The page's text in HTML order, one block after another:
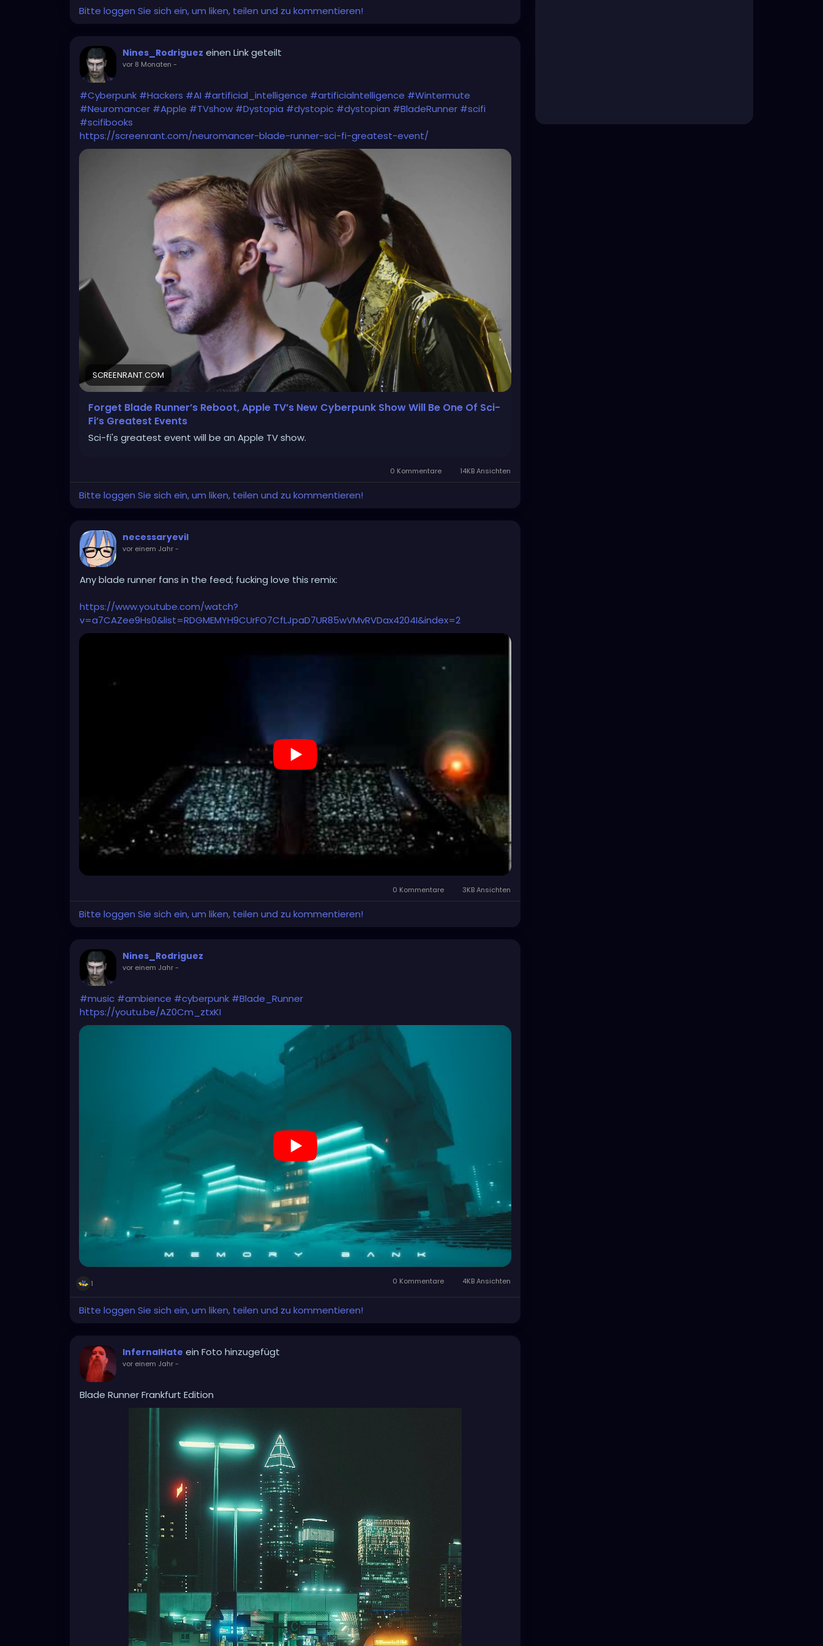
Bitte loggen Sie sich ein, um liken, teilen und zu kommentieren!
Nines_Rodriguez einen Link geteilt
vor 8 Monaten -
#Cyberpunk #Hackers #AI #artificial_intelligence #artificialntelligence #Wintermute
#Neuromancer #Apple #TVshow #Dystopia #dystopic #dystopian #BladeRunner #scifi
#scifibooks
https://screenrant.com/neuromancer-blade-runner-sci-fi-greatest-event/
SCREENRANT.COM
Forget Blade Runner’s Reboot, Apple TV’s New Cyberpunk Show Will Be One Of Sci-
Fi’s Greatest Events
Sci-fi's greatest event will be an Apple TV show.
0 Kommentare 14KB Ansichten
Bitte loggen Sie sich ein, um liken, teilen und zu kommentieren!
necessaryevil
vor einem Jahr-
Any blade runner fans in the feed; fucking love this remix:
https://www.youtube.com/watch?
v=a7CAZee9Hs0&list=RDGMEMYH9CUrFO7CfLJpaD7UR85wVMvRVDax4204I&index=2
0 Kommentare 3KB Ansichten
Bitte loggen Sie sich ein, um liken, teilen und zu kommentieren!
Nines_Rodriguez
vor einem Jahr-
#music #ambience #cyberpunk #Blade_Runner
https://youtu.be/AZ0Cm_ztxKI
1 0 Kommentare 4KB Ansichten
Bitte loggen Sie sich ein, um liken, teilen und zu kommentieren!
InfernalHate ein Foto hinzugefügt
vor einem Jahr-
Blade Runner Frankfurt Edition